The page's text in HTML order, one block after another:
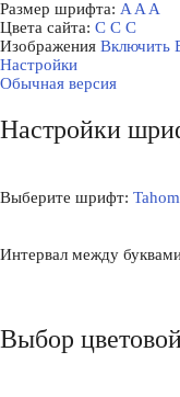
Размер шрифта: A A A
Цвета сайта: С С С
Изображения Включить
Настройки
Обычная версия
Настройки
Выберите шрифт:
Интервал между
Выбор